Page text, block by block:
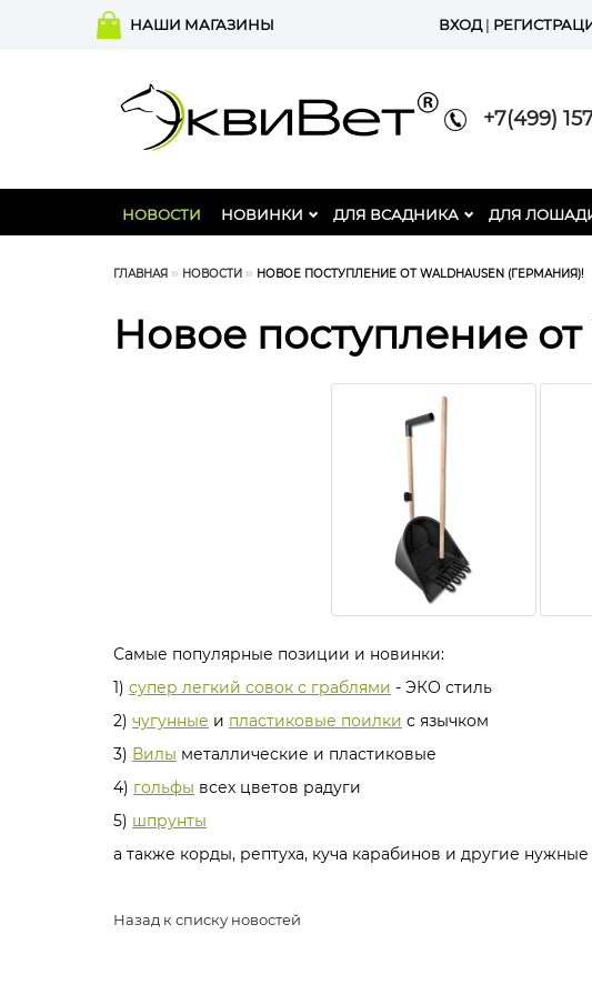
НАШИ МАГАЗИНЫ ВХОД|
+7(499)
НОВОСТИ НОВИНКИ ДЛЯ ВСАДНИКА ДЛЯ
ГЛАВНАЯ НОВОСТИ НОВОЕ ПОСТУПЛЕНИЕ ОТ WALDHAUSEN (ГЕРМАНИЯ)!
Новое поступление
Самые популярные позиции и новинки:
1) супер легкий совок с граблями - ЭКО стиль
2) чугунные и пластиковые поилки с язычком
3) Вилы металлические и пластиковые
4) гольфы всех цветов радуги
5) шпрунты
а также корды, рептуха, куча карабинов и другие
Назад к списку новостей